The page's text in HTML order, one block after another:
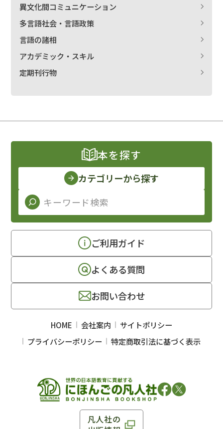
異文化間コミュニケーション
多言語社会・言語政策
言語の諸相
アカデミック・スキル
定期刊行物
凡人社の
本を探す
カテゴリーから探す
ご利用ガイド
よくある質問
お問い合わせ
HOME 会社案内
サイトポリシー
プライバシーポリシー
特定商取引法に基づく表示